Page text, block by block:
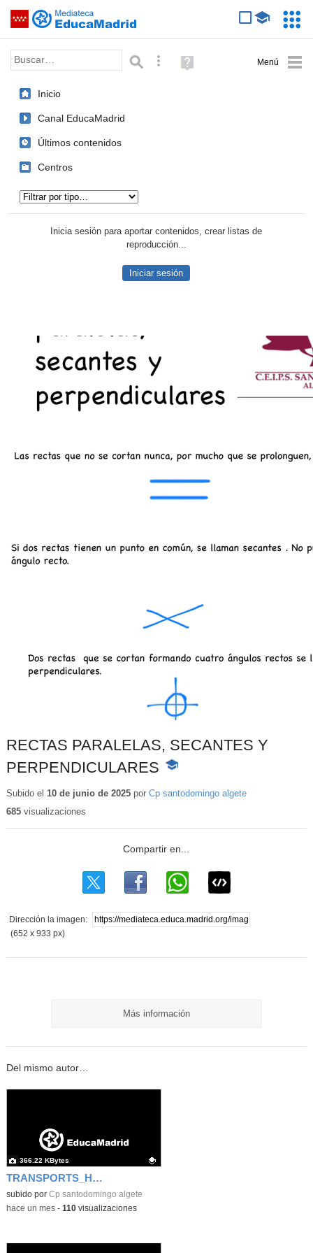
Saltar navegación
Palabra o frase: Búsqueda avanzada
Ayuda
(en
Inicio
Canal EducaMadrid
Últimos contenidos
Centros
Inicia sesión para aportar contenidos, crear listas de
reproducción...
Iniciar sesión
RECTAS PARALELAS, SECANTES Y
PERPENDICULARES
-
educativo
Subido el 10 de junio de 2025por Cp santodomingo algete
685visualizaciones
Dirección la imagen:
(652 x 933 px)
Más información
Del mismo autor…
TRANSPORTS_HENRY FORD
Contenido educativo.
subido por Cp santodomingo algete
366.22 KBytes
-hace un mes- 110visualizaciones